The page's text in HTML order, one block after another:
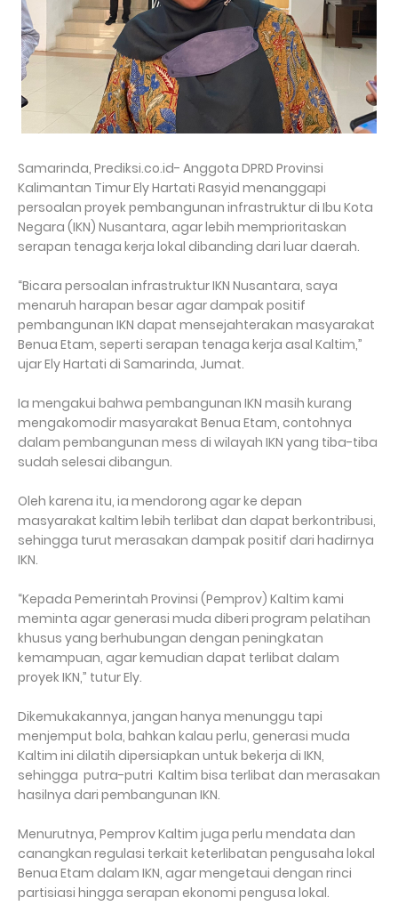
Samarinda, Prediksi.co.id- Anggota DPRD Provinsi
Kalimantan Timur Ely Hartati Rasyid menanggapi
persoalan proyek pembangunan infrastruktur di Ibu Kota
Negara (IKN) Nusantara, agar lebih memprioritaskan
serapan tenaga kerja lokal dibanding dari luar daerah.
“Bicara persoalan infrastruktur IKN Nusantara, saya
menaruh harapan besar agar dampak positif
pembangunan IKN dapat mensejahterakan masyarakat
Benua Etam, seperti serapan tenaga kerja asal Kaltim,”
ujar Ely Hartati di Samarinda, Jumat.
Ia mengakui bahwa pembangunan IKN masih kurang
mengakomodir masyarakat Benua Etam, contohnya
dalam pembangunan mess di wilayah IKN yang tiba-tiba
sudah selesai dibangun.
Oleh karena itu, ia mendorong agar ke depan
masyarakat kaltim lebih terlibat dan dapat berkontribusi,
sehingga turut merasakan dampak positif dari hadirnya
IKN.
“Kepada Pemerintah Provinsi (Pemprov) Kaltim kami
meminta agar generasi muda diberi program pelatihan
khusus yang berhubungan dengan peningkatan
kemampuan, agar kemudian dapat terlibat dalam
proyek IKN,” tutur Ely.
Dikemukakannya, jangan hanya menunggu tapi
menjemput bola, bahkan kalau perlu, generasi muda
Kaltim ini dilatih dipersiapkan untuk bekerja di IKN,
sehingga putra-putri Kaltim bisa terlibat dan merasakan
hasilnya dari pembangunan IKN.
Menurutnya, Pemprov Kaltim juga perlu mendata dan
canangkan regulasi terkait keterlibatan pengusaha lokal
Benua Etam dalam IKN, agar mengetaui dengan rinci
partisiasi hingga serapan ekonomi pengusa lokal.